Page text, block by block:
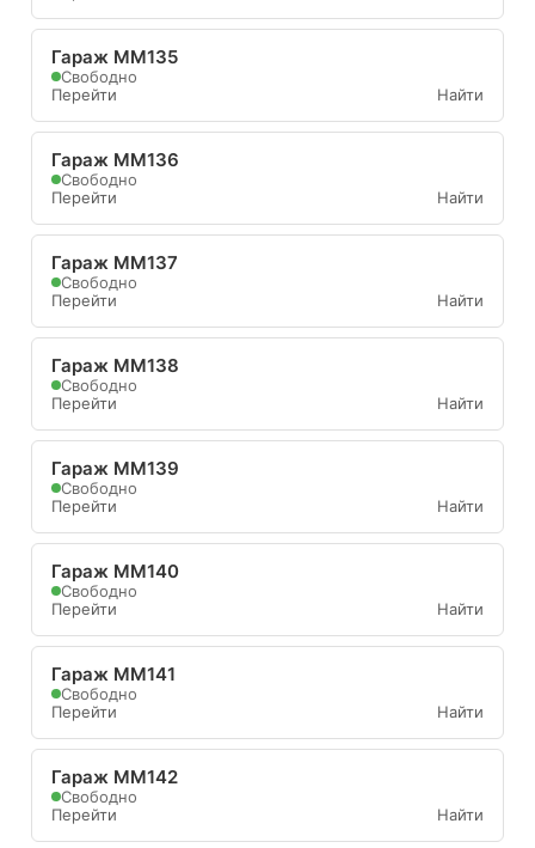
Гараж ММ135
Свободно
Перейти
Найти
Гараж ММ136
Свободно
Перейти
Найти
Гараж ММ137
Свободно
Перейти
Найти
Гараж ММ138
Свободно
Перейти
Найти
Гараж ММ139
Свободно
Перейти
Найти
Гараж ММ140
Свободно
Перейти
Найти
Гараж ММ141
Свободно
Перейти
Найти
Гараж ММ142
Свободно
Перейти
Найти